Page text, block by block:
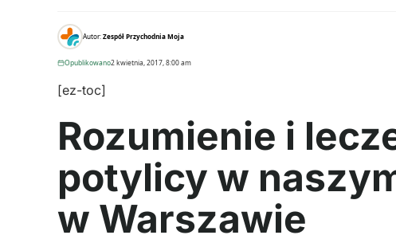
Autor:Zespół Przychodnia Moja
Opublikowano2 kwietnia, 2017, 8:00 am
[ez-toc]
Rozumienie i
potylicy w
w Warszawie